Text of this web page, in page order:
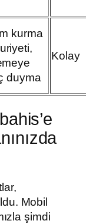
kurma
duyma
Kolay
Mobil
şimdi